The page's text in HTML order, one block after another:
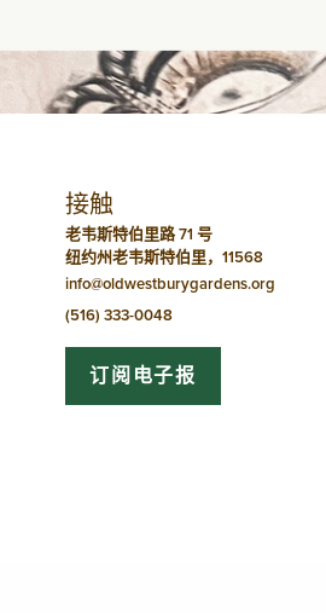
导
航
接触
老韦斯特伯里路 71 号
纽约州老韦斯特伯里，11568
info@oldwestburygardens.org
(516) 333-0048
订阅电子报